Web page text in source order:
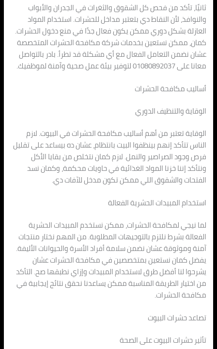
ثانيًا، تأكد من فحص كل الشقوق والثغرات في الجدران والأبواب
والنوافذ، لأن النقاط دي بتعتبر مداخل للحشرات. استخدام المواد
العازلة بشكل دوري ممكن يكون فعال جدًا في منع دخول الحشرات.
كمان، ممكن نستعين بخدمات شركة مكافحة الحشرات المتخصصة
عشان نضمن التعامل الفعال مع أي مشكلة قد تطرأ. بادر بالتواصل
معانا على 01080892037 لتوفير بيئة عمل صحية وآمنة لموظفيك.
أساليب مكافحة الحشرات
الوقاية والتنظيف الدوري
الوقاية تعتبر من أهم أساليب مكافحة الحشرات في البيوت. لازم
الناس تتأكد إنهم بينظفوا البيت بانتظام، عشان ده بيساعد على تقليل
فرص وجود الصراصير والنمل. لازم كمان نتخلص من بقايا الأكل
ونتأكد إننا خزنا المواد الغذائية في حاويات محكمة، وكمان نسد
الفتحات والشقوق اللي ممكن تكون مدخل للآفات دي.
استخدام المبيدات الحشرية الفعالة
لما نيجي لمكافحة الحشرات، ممكن نستخدم المبيدات الحشرية
الفعالة بشرط نلتزم بالتوجيهات المطلوبة. من المهم نختار منتجات
آمنة وموثوقة عشان نضمن سلامة أفراد الأسرة والحيوانات الأليفة.
يفضل كمان نستعين بمتخصصين في مكافحة الحشرات عشان
يشرحوا لنا أفضل طرق لاستخدام المبيدات وإزاي نطبقها صح. التأكد
من اختيار الطريقة المناسبة ممكن يساعدنا نحقق نتائج إيجابية في
مكافحة الحشرات.
تصاعد حشرات البيوت
تأثير حشرات البيوت على الصحة